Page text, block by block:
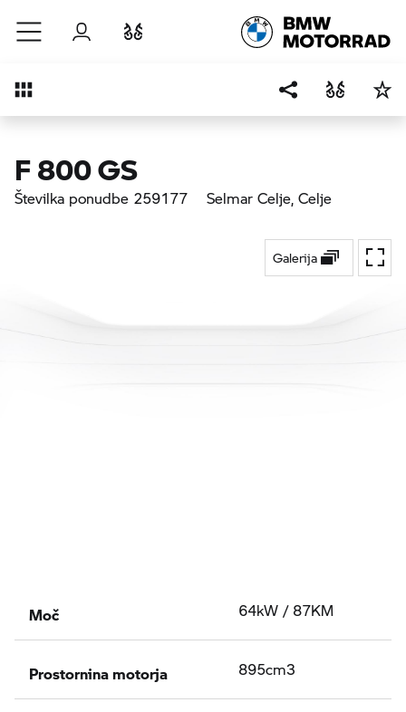
Preskoči na glavno vsebino
Prijava
Pregled
F 800 GS
Številka ponudbe 259177 Selmar Celje, Celje
Galerija
Moč 64kW / 87KM
Prostornina motorja 895cm3